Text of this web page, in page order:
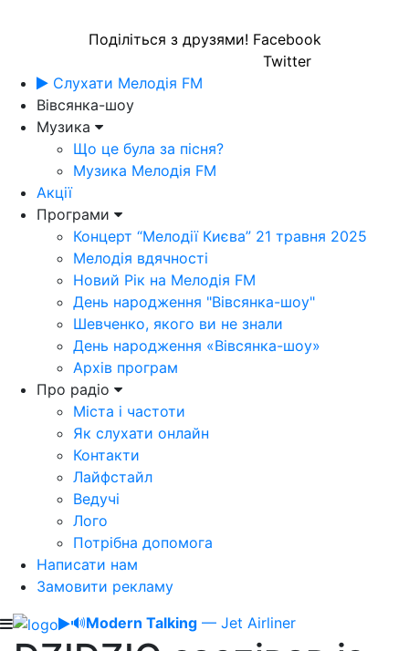
Поділіться з друзями! Facebook
Twitter
Слухати Мелодія FM
Вівсянка-шоу
Музика
Що це була за пісня?
Музика Мелодія FM
Акції
Програми
Концерт “Мелодії Києва” 21 травня 2025
Мелодія вдячності
Новий Рік на Мелодія FM
День народження "Вівсянка-шоу"
Шевченко, якого ви не знали
День народження «Вівсянка-шоу»
Архів програм
Про радіо
Міста і частоти
Як слухати онлайн
Контакти
Лайфстайл
Ведучі
Лого
Потрібна допомога
Написати нам
Замовити рекламу
🔊Modern Talking — Jet Airliner